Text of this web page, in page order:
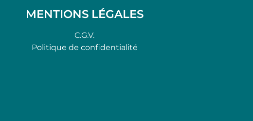
MENTIONS LÉGALES
C.G.V.
Politique de confidentialité